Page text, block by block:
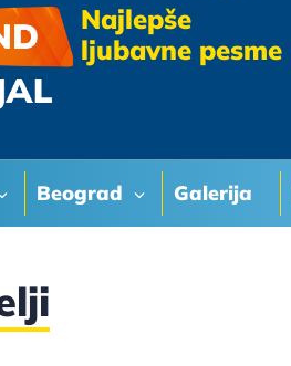
Beograd Galerija
Najlepše
ljubavne pesme
Hari Mata Hari